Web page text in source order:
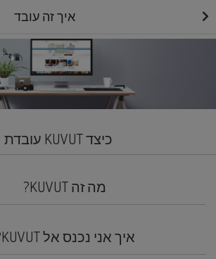
איך זה עובד
כיצד KUVUT עובדת
מה זה KUVUT?
איך אני נכנס אל KUVUT?